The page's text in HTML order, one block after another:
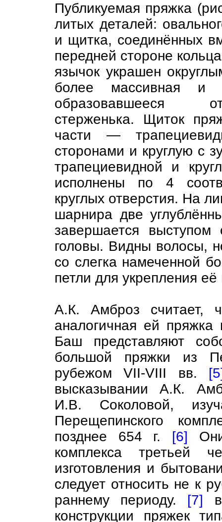
Публикуемая пряжка
литых деталей:
и щитка, соединённых
передней стороне
язычок украшен
более массивная и
образовавшееся
стерженька. Щиток
части —
сторонами и круглую с
трапециевидной и
исполнены по 4
круглых отверстия. На
шарнира две
завершается выступом
головы. Видны волосы,
со слегка намеченной
петли для укрепления
А.К. Амброз считает,
аналогичная ей пряжка
Баш представляют
большой пряжки из
рубежом VII-VIII вв.
высказывании А.К.
И.В. Соколовой,
Перещепинского
позднее 654 г. [6]
комплекса третьей
изготовления и
следует относить не к
раннему периоду. [7]
конструкции пряжек